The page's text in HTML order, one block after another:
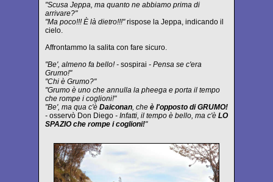
"Scusa Jeppa, ma quanto ne abbiamo prima di
arrivare?"
"Ma poco!!! È là dietro!!!"rispose la Jeppa, indicando il
cielo.
Affrontammo la salita con fare sicuro.
"Be', almeno fa bello! - sospirai - Pensa se c'era
Grumo!"
"Chi è Grumo?"
"Grumo è uno che annulla la pheega e porta il tempo
che rompe i coglioni!"
"Be', ma qua c'è Daiconan, che è l'opposto di GRUMO!
- osservò Don Diego - Infatti, il tempo è bello, ma c'è LO
SPAZIO che rompe i coglioni!"